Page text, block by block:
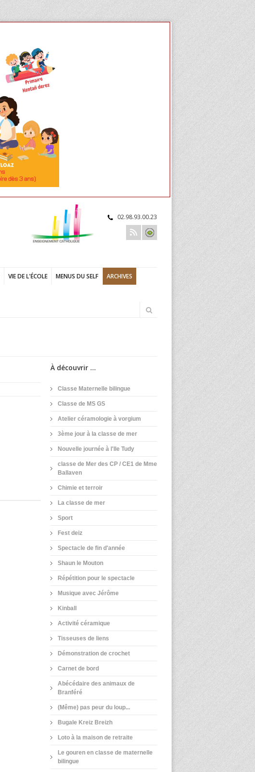
02.98.93.00.23
VIE DE L'ÉCOLE MENUS DU SELF ARCHIVES
À découvrir ...
Classe Maternelle bilingue
Classe de MS GS
Atelier céramologie à vorgium
3ème jour à la classe de mer
Nouvelle journée à l'Ile Tudy
classe de Mer des CP / CE1 de Mme
Ballaven
Chimie et terroir
La classe de mer
Sport
Fest deiz
Spectacle de fin d'année
Shaun le Mouton
Répétition pour le spectacle
Musique avec Jérôme
Kinball
Activité céramique
Tisseuses de liens
Démonstration de crochet
Carnet de bord
Abécédaire des animaux de
Branféré
(Même) pas peur du loup...
Bugale Kreiz Breizh
Loto à la maison de retraite
Le gouren en classe de maternelle
bilingue